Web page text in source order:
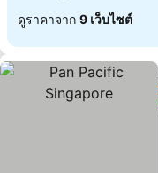
ดูราคาจาก 9 เว็บไซต์